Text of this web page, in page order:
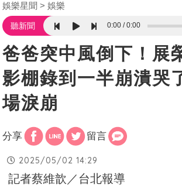
娛樂星聞 娛樂
聽新聞 0:00 0:00
爸爸突中風倒下！展
影棚錄到一半崩潰
場淚崩
分享 留言
2025/05/02 14:29
記者蔡維歆／台北報導